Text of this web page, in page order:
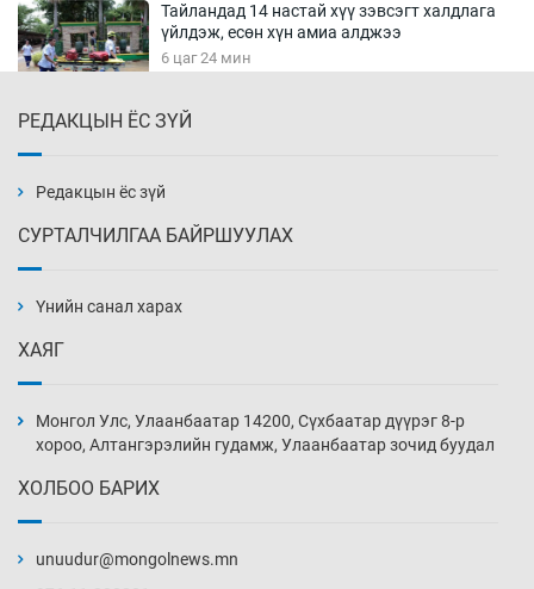
Тайландад 14 настай хүү зэвсэгт халдлага
үйлдэж, есөн хүн амиа алджээ
6 цаг 24 мин
7 цаг 24 мин
7 цаг 54 мин
8 цаг 24 мин
РЕДАКЦЫН ЁС ЗҮЙ
Редакцын ёс зүй
СУРТАЛЧИЛГАА БАЙРШУУЛАХ
Үнийн санал харах
ХАЯГ
Монгол Улс, Улаанбаатар 14200, Сүхбаатар дүүрэг 8-р
хороо, Алтангэрэлийн гудамж, Улаанбаатар зочид буудал
ХОЛБОО БАРИХ
unuudur@mongolnews.mn